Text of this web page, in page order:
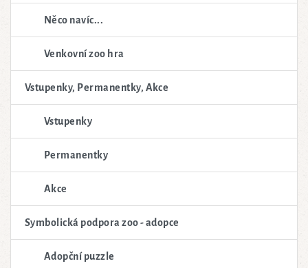
Něco navíc...
Venkovní zoo hra
Vstupenky, Permanentky, Akce
Vstupenky
Permanentky
Akce
Symbolická podpora zoo - adopce
Adopční puzzle